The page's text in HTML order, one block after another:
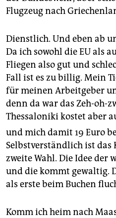
Flugzeug nach
Dienstlich. Und eben ab
Da ich sowohl die EU als
Fliegen also gut und
Fall ist es zu billig. Mein
für meinen Arbeitgeber
denn da war das Zeh-oh-
Thessaloniki kostet aber
und mich damit 19 Euro
Selbstverständlich ist das
zweite Wahl. Die Idee der
und die kommt gewaltig.
als erste beim Buchen
Komm ich heim nach